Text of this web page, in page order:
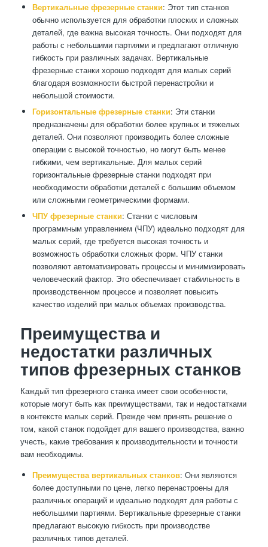
Вертикальные фрезерные станки: Этот тип станков
обычно используется для обработки плоских и сложных
деталей, где важна высокая точность. Они подходят для
работы с небольшими партиями и предлагают отличную
гибкость при различных задачах. Вертикальные
фрезерные станки хорошо подходят для малых серий
благодаря возможности быстрой перенастройки и
небольшой стоимости.
Горизонтальные фрезерные станки: Эти станки
предназначены для обработки более крупных и тяжелых
деталей. Они позволяют производить более сложные
операции с высокой точностью, но могут быть менее
гибкими, чем вертикальные. Для малых серий
горизонтальные фрезерные станки подходят при
необходимости обработки деталей с большим объемом
или сложными геометрическими формами.
ЧПУ фрезерные станки: Станки с числовым
программным управлением (ЧПУ) идеально подходят для
малых серий, где требуется высокая точность и
возможность обработки сложных форм. ЧПУ станки
позволяют автоматизировать процессы и минимизировать
человеческий фактор. Это обеспечивает стабильность в
производственном процессе и позволяет повысить
качество изделий при малых объемах производства.
Преимущества и
недостатки различных
типов фрезерных станков
Каждый тип фрезерного станка имеет свои особенности,
которые могут быть как преимуществами, так и недостатками
в контексте малых серий. Прежде чем принять решение о
том, какой станок подойдет для вашего производства, важно
учесть, какие требования к производительности и точности
вам необходимы.
Преимущества вертикальных станков: Они являются
более доступными по цене, легко перенастроены для
различных операций и идеально подходят для работы с
небольшими партиями. Вертикальные фрезерные станки
предлагают высокую гибкость при производстве
различных типов деталей.